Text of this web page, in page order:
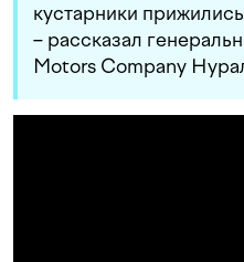
кустарники
– рассказал
Motors Company